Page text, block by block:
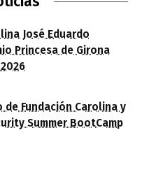
José Eduardo
Princesa de Girona
Fundación Carolina y
Summer BootCamp